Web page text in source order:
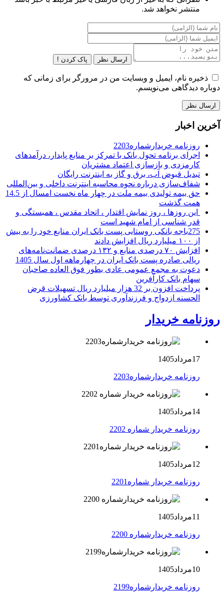
منتشر نخواهد شد.
ارسال نظر پاک کردن !
ذخیره نام، ایمیل و وبسایت من در مرورگر برای زمانی که
دوباره دیدگاهی می‌نویسم.
آخرین اخبار
روزنامه خریدارشماره2203
اجرای برنامه تحول بانک با تمرکز بر منابع پایدار، درآمدهای
کارمزدی و بازسازی اعتماد مشتریان
تبدیل قبوض آب، برق و گاز به اینترنت رایگان
شفاف‌سازی درباره نحوه محاسبه اینترنت داخلی و بین‌المللی
حق بیمه تولیدی بیمه ملت در چهار ماه نخست امسال از 14.5
همت گذشت
این روزها ، روز نمایش اقتدار ، اتحاد مقدس ، همبستگی و
قدر شناسی از امام شهید است
275باجه بانکی روستایی پست بانک ایران منابع خود را به بیش
از ۱۰۰ میلیارد ریال افزایش دادند
افزایش ۷۰ درصدی منابع و ۱۳۲ درصدی ضمانت‌نامه‌های
ریالی صادره پست بانک ایران در چهارماهه اول سال 1405
دعوت به مجمع عمومی عادی بطور فوق العاده صاحبان
سهام بانک کارآفرین
پرداخت افزون بر 32 هزار میلیارد ریال تسهیلات قرض
الحسنه ازدواج و فرزندآوری توسط بانک کشاورزی
روزنامه خریدار
17مرداد1405
روزنامه خریدارشماره2203
14مرداد1405
روزنامه خریدار شماره 2202
12مرداد1405
روزنامه خریدار شماره2201
11مرداد1405
روزنامه خریدارشماره 2200
10مرداد1405
روزنامه خریدارشماره2199